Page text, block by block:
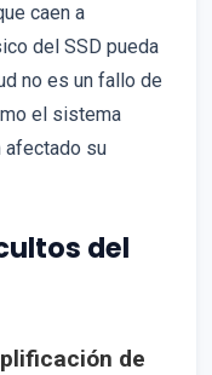
caen a
del SSD pueda
no es un fallo de
el sistema
afectado su
del
de